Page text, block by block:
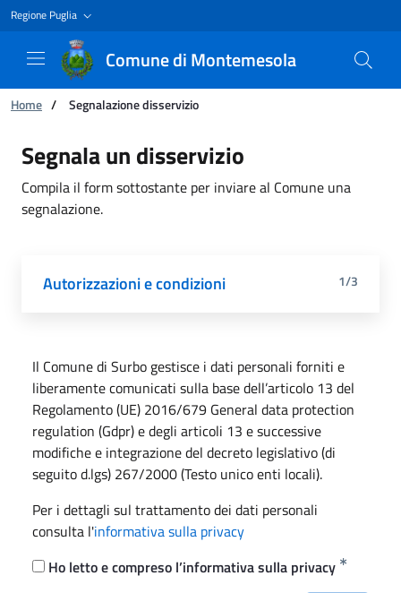
Regione Puglia
Comune di Montemesola
You are:
Home / Segnalazione disservizio
Segnala un disservizio
Compila il form sottostante per inviare al Comune una
segnalazione.
Autorizzazioni e condizioni 1/3
Il Comune di Surbo gestisce i dati personali forniti e
liberamente comunicati sulla base dell’articolo 13 del
Regolamento (UE) 2016/679 General data protection
regulation (Gdpr) e degli articoli 13 e successive
modifiche e integrazione del decreto legislativo (di
seguito d.lgs) 267/2000 (Testo unico enti locali).
Per i dettagli sul trattamento dei dati personali
consulta l'informativa sulla privacy
Ho letto e compreso l’informativa sulla privacy